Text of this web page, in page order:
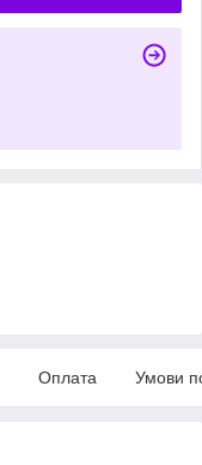
Оплата Умови